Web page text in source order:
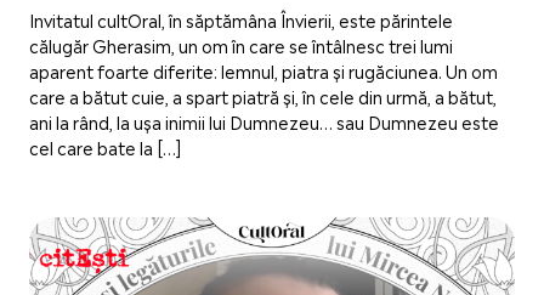
Invitatul cultOral, în săptămâna Învierii, este părintele
călugăr Gherasim, un om în care se întâlnesc trei lumi
aparent foarte diferite: lemnul, piatra și rugăciunea. Un om
care a bătut cuie, a spart piatră și, în cele din urmă, a bătut,
ani la rând, la ușa inimii lui Dumnezeu… sau Dumnezeu este
cel care bate la […]